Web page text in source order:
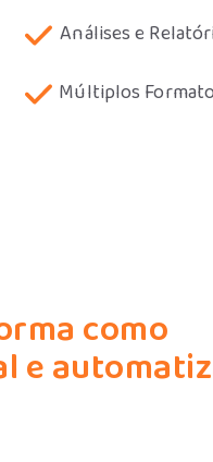
Análises e
Múltiplos
como
e